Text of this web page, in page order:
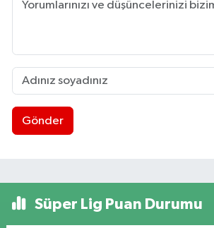
Gönder
Süper Lig Puan Durumu